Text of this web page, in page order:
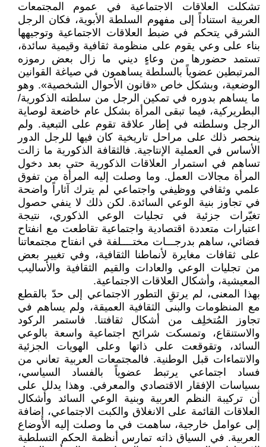
تشكلت العلاقات الاجتماعية في عموم المجتمعات
العربية استناداً إلى مفهوم السلطة الأبوية، فكان الرجل
الشرقي يتحكم في ضبط العلاقات الاجتماعية وتوجيهها
بناء على وعي يقوم على منظومة ثقافية وقيمية سائدة،
تستمد حضورها من وعاءٍ ديني ما زال بعض رموزه
المرتبطين عضوياً بالسلطة يساهمون في صياغة القوانين
الوضعية، وبشكل خاص «قانون الأحوال الشخصية». وهو
ما يساهم بدوره في تمكين الرجل من سلطته الذكورية/
البطريركية، فيما تبقى المرأة بشكل عام خاضعة لوصاية
الرجل وسلطته في إطار علاقة تقوم على التبعية. ولم
ينحصر ذلك على مراحل تاريخية كان فيها للرجل الدور
الأساس في العملية الإنتاجية. فالثقافة الذكورية ما زالت
تساهم في استمرار العلاقات الذكورية حتى بعد دخول
المرأة مجالات العمل. وما وصلت إليه المرأة من تفوق
علمي وثقافي ووظيفي واجتماعي لم يترك آثاراً واضحة
في تجاوز بنية الوعي السائدة. لكن ذلك لا ينفي حصول
تغيّرات جزئية في تجليات الوعي الذكوري، نتيجة
اعتبارات متعددة اقتصادية واجتماعية تقاطعت مع انفتاح
فضائي، ساهم بدرجـــات مختــــلفة في انفتاح مجتمعاتنا
على ثقافات مغايرة لأنماطنا الثقافية، وفي تغيير بعض
من تجليات الوعي والعادات والقيم الثقافية والأساليب
المعيشية، وأشكال العلاقات الاجتماعية.
بهذا المعنى، لم يرتقِ التطور الاجتماعي إلى حدّ بالقطع
مع المنظومات والبنى الثقافية العميقة، ولم يساهم في
تجاوز المُتخلِف من أشكال ثقافتنا. فاستمر الركود
والاستنقاع، وتمسكت شرائح اجتماعية واسعة بالوعي
السائد، وتقوقعت على ذاتها وعلى الهويات الجزئية
والانتماءات قبل الوطنية. فالمجتمعات العربية تعاني من
فساد اجتماعي يرتبط عضوياً بالفساد السياسي،
بسياسات الإفقار الاقتصادي والمعرفي. وهذا يدلل على
أن تركيبة النظم العربية وبنية الوعي السائد وأشكال
العلاقات القائمة على الانغلاق والكبت الاجتماعي، إضافة
إلى عوامل خارجية، ساهمت في ما وصلت إليه الأوضاع
العربية. في السياق ذاته تمارس أنظمة الحكم التسلطية